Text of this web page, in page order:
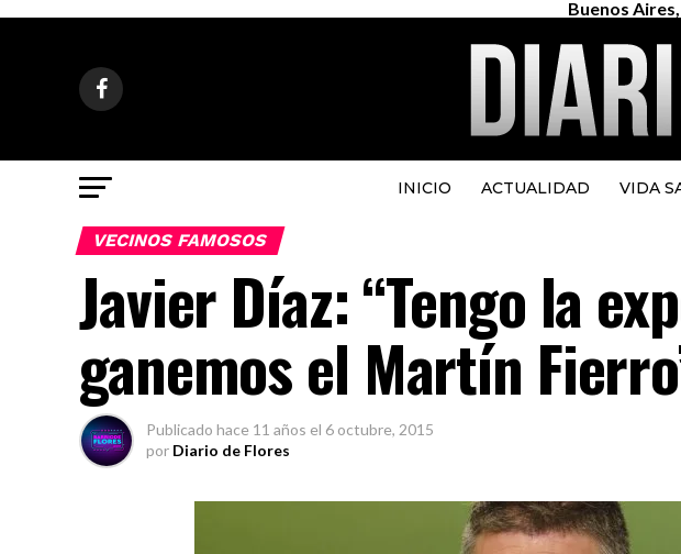
Buenos
INICIO ACTUALIDAD VIDA
VECINOS FAMOSOS
Javier Díaz: “Tengo la
ganemos el Martín
Publicado hace 11 años el 6 octubre, 2015
por Diario de Flores